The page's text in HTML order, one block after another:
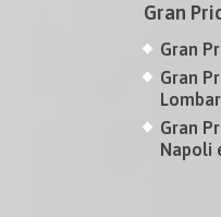
Gran
Gran
Gran
Gran
Napoli